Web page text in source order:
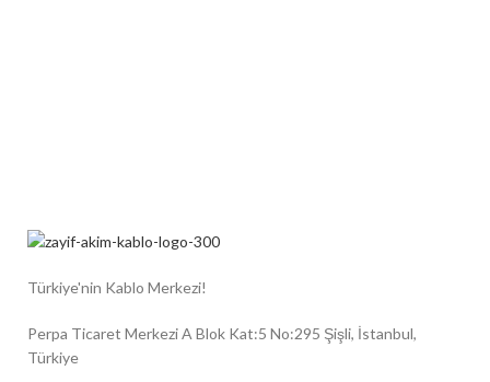
Türkiye'nin Kablo Merkezi!
Perpa Ticaret Merkezi A Blok Kat:5 No:295 Şişli, İstanbul,
Türkiye